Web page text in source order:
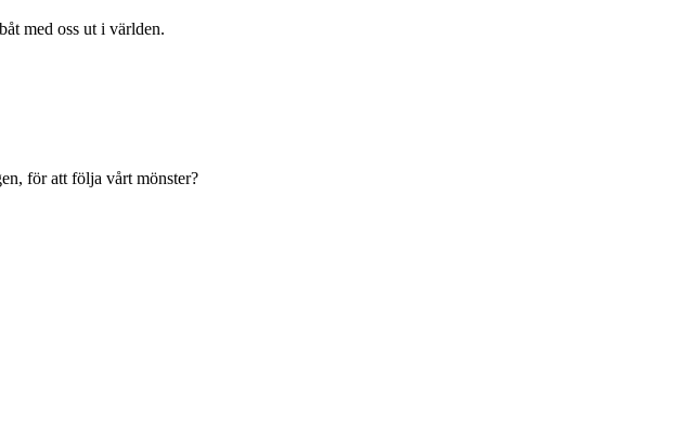
med oss ut i världen.
för att följa vårt mönster?